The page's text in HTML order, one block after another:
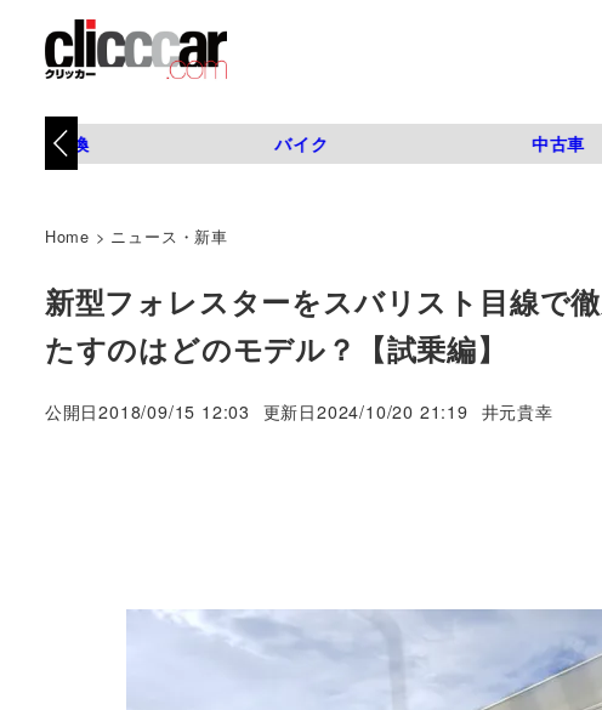
タイヤ交換 バイク 中古車
Home > ニュース・新車
新型フォレスターをスバリスト目線で
たすのはどのモデル？【試乗編】
公開日2018/09/15 12:03 更新日2024/10/20 21:19 著
井元貴幸